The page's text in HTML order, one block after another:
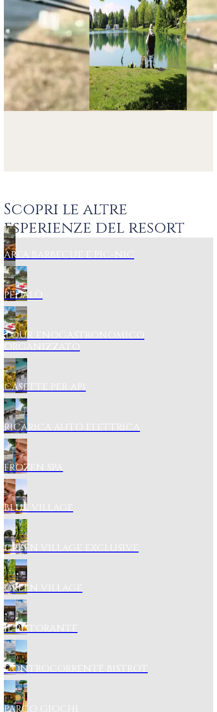
Scopri le altre
esperienze del resort
AREA BARBECUE E PIC-NIC
PEDALÒ
TOUR ENOGASTRONOMICO
ORGANIZZATO
CASETTE PER API
RICARICA AUTO ELETTRICA
FROZEN SPA
BLUE VILLAGE
GREEN VILLAGE EXCLUSIVE
GREEN VILLAGE
IL RISTORANTE
CONTROCORRENTE BISTROT
PARCO GIOCHI